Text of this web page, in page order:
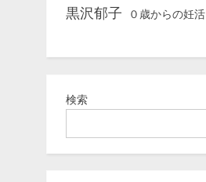
黒沢郁子 ０歳からの妊活
検索